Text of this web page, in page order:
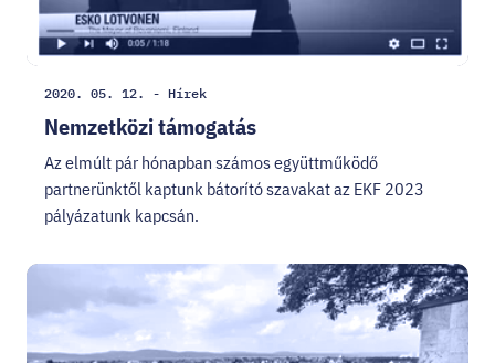
Nemzetközi támogatás
Létrehozás
2020. 05. 12. - Kategória:
Hírek
Az elmúlt pár hónapban számos együttműködő
partnerünktől kaptunk bátorító szavakat az EKF 2023
pályázatunk kapcsán.